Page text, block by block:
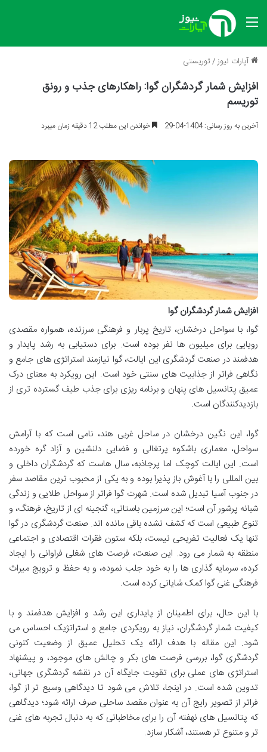
منو
آپارات نیوز/توریستی
افزایش شمار گردشگران گوا: راهکارهای جذب و رونق
توریسم
آخرین به روز رسانی: 1404-04-29 خواندن این مطلب 12 دقیقه زمان میبرد
افزایش شمار گردشگران گوا
گوا، با سواحل درخشان، تاریخ پربار و فرهنگی سرزنده، همواره مقصدی
رویایی برای میلیون ها نفر بوده است. برای دستیابی به رشد پایدار و
هدفمند در صنعت گردشگری این ایالت، گوا نیازمند استراتژی های جامع و
نگاهی فراتر از جذابیت های سنتی خود است. این رویکرد به معنای درک
عمیق پتانسیل های پنهان و برنامه ریزی برای جذب طیف گسترده تری از
بازدیدکنندگان است.
گوا، این نگین درخشان در ساحل غربی هند، نامی است که با آرامش
سواحل، معماری باشکوه پرتغالی و فضایی دلنشین و آزاد گره خورده
است. این ایالت کوچک اما پرجاذبه، سال هاست که گردشگران داخلی و
بین المللی را با آغوش باز پذیرا بوده و به یکی از محبوب ترین مقاصد سفر
در جنوب آسیا تبدیل شده است. شهرت گوا فراتر از سواحل طلایی و زندگی
شبانه پرشور آن است؛ این سرزمین باستانی، گنجینه ای از تاریخ، فرهنگ، و
تنوع طبیعی است که کشف نشده باقی مانده اند. صنعت گردشگری در گوا
تنها یک فعالیت تفریحی نیست، بلکه ستون فقرات اقتصادی و اجتماعی
منطقه به شمار می رود. این صنعت، فرصت های شغلی فراوانی را ایجاد
کرده، سرمایه گذاری ها را به خود جلب نموده، و به حفظ و ترویج میراث
فرهنگی غنی گوا کمک شایانی کرده است.
با این حال، برای اطمینان از پایداری این رشد و افزایش هدفمند و با
کیفیت شمار گردشگران، نیاز به رویکردی جامع و استراتژیک احساس می
شود. این مقاله با هدف ارائه یک تحلیل عمیق از وضعیت کنونی
گردشگری گوا، بررسی فرصت های بکر و چالش های موجود، و پیشنهاد
استراتژی های عملی برای تقویت جایگاه آن در نقشه گردشگری جهانی،
تدوین شده است. در اینجا، تلاش می شود تا دیدگاهی وسیع تر از گوا،
فراتر از تصویر رایج آن به عنوان مقصد ساحلی صرف ارائه شود؛ دیدگاهی
که پتانسیل های نهفته آن را برای مخاطبانی که به دنبال تجربه های غنی
تر و متنوع تر هستند، آشکار سازد.